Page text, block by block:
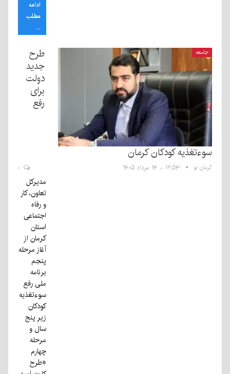
ادامه
مطلب
...
جامعه
طرح
جدید
دولت
برای
رفع
سوءتغذیه کودکان کرمان
کرمان نو ۱۲:۵۳ - ۱۴ مرداد ۱۴۰۵
مدیرکل
تعاون، کار
و رفاه
اجتماعی
استان
کرمان از
آغاز مرحله
پنجم
برنامه
ملی رفع
سوءتغذیه
کودکان
زیر پنج
سال و
مرحله
چهارم
«طرح